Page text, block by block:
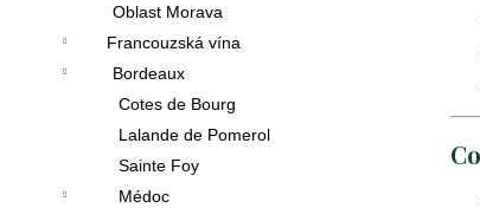
Oblast Morava
Francouzská vína
Bordeaux
Cotes de Bourg
Lalande de Pomerol
Sainte Foy
Médoc
crémant
de
loire
brut
excellence
369
Kč